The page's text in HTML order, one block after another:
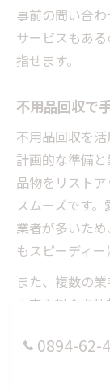
事前の問い合
サービスもあ
指せます。
不用品回収で
不用品回収を活
計画的な準備
品物をリスト
スムーズです
業者が多いた
もスピーディー
また、複数の
内容や料金を
出経路の確保
縮につながり
大家さんへの
0894-62-